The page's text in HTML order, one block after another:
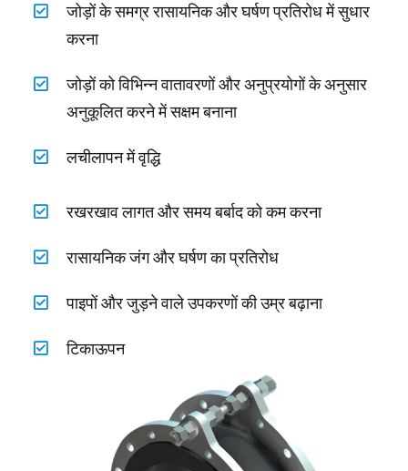
जोड़ों के समग्र रासायनिक और घर्षण प्रतिरोध में सुधार
करना
जोड़ों को विभिन्न वातावरणों और अनुप्रयोगों के अनुसार
अनुकूलित करने में सक्षम बनाना
लचीलापन में वृद्धि
रखरखाव लागत और समय बर्बाद को कम करना
रासायनिक जंग और घर्षण का प्रतिरोध
पाइपों और जुड़ने वाले उपकरणों की उम्र बढ़ाना
टिकाऊपन